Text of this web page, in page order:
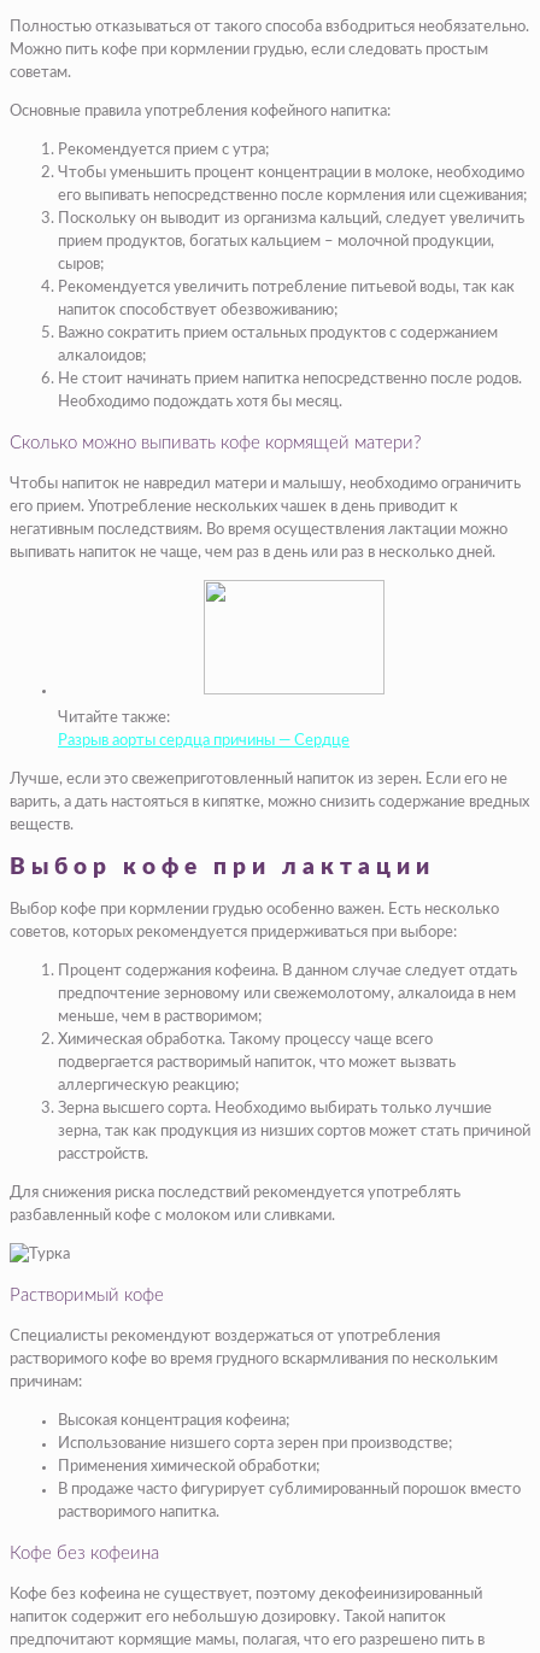
Полностью отказываться от такого способа взбодриться необязательно.
Можно пить кофе при кормлении грудью, если следовать простым
советам.
Основные правила употребления кофейного напитка:
Рекомендуется прием с утра;
Чтобы уменьшить процент концентрации в молоке, необходимо
его выпивать непосредственно после кормления или сцеживания;
Поскольку он выводит из организма кальций, следует увеличить
прием продуктов, богатых кальцием – молочной продукции,
сыров;
Рекомендуется увеличить потребление питьевой воды, так как
напиток способствует обезвоживанию;
Важно сократить прием остальных продуктов с содержанием
алкалоидов;
Не стоит начинать прием напитка непосредственно после родов.
Необходимо подождать хотя бы месяц.
Сколько можно выпивать кофе кормящей матери?
Чтобы напиток не навредил матери и малышу, необходимо ограничить
его прием. Употребление нескольких чашек в день приводит к
негативным последствиям. Во время осуществления лактации можно
выпивать напиток не чаще, чем раз в день или раз в несколько дней.
Читайте также:
Разрыв аорты сердца причины — Сердце
Лучше, если это свежеприготовленный напиток из зерен. Если его не
варить, а дать настояться в кипятке, можно снизить содержание вредных
веществ.
Выбор кофе при лактации
Выбор кофе при кормлении грудью особенно важен. Есть несколько
советов, которых рекомендуется придерживаться при выборе:
Процент содержания кофеина. В данном случае следует отдать
предпочтение зерновому или свежемолотому, алкалоида в нем
меньше, чем в растворимом;
Химическая обработка. Такому процессу чаще всего
подвергается растворимый напиток, что может вызвать
аллергическую реакцию;
Зерна высшего сорта. Необходимо выбирать только лучшие
зерна, так как продукция из низших сортов может стать причиной
расстройств.
Для снижения риска последствий рекомендуется употреблять
разбавленный кофе с молоком или сливками.
Растворимый кофе
Специалисты рекомендуют воздержаться от употребления
растворимого кофе во время грудного вскармливания по нескольким
причинам:
Высокая концентрация кофеина;
Использование низшего сорта зерен при производстве;
Применения химической обработки;
В продаже часто фигурирует сублимированный порошок вместо
растворимого напитка.
Кофе без кофеина
Кофе без кофеина не существует, поэтому декофеинизированный
напиток содержит его небольшую дозировку. Такой напиток
предпочитают кормящие мамы, полагая, что его разрешено пить в